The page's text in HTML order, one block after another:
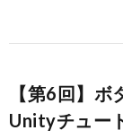
【第6回】
Unityチュー